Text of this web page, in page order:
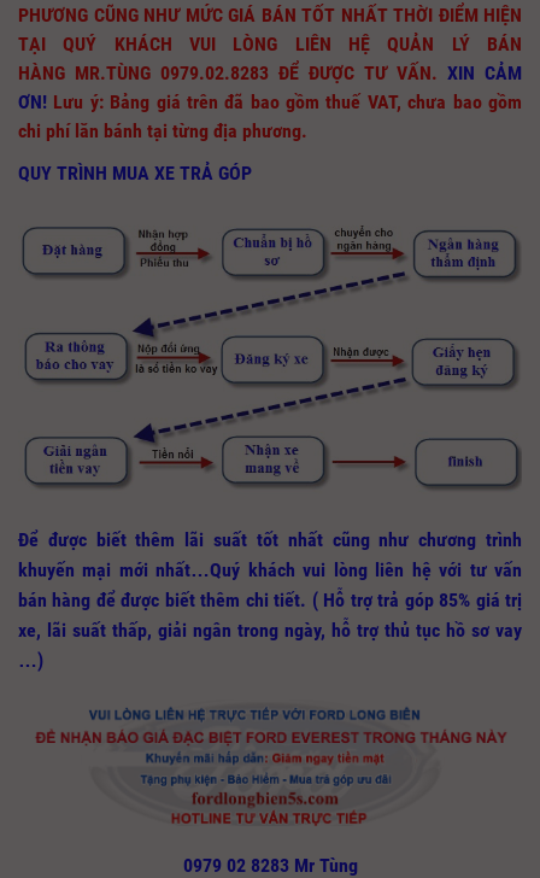
PHƯƠNG CŨNG NHƯ MỨC GIÁ BÁN TỐT NHẤT THỜI ĐIỂM HIỆN
TẠI QUÝ KHÁCH VUI LÒNG LIÊN HỆ QUẢN LÝ BÁN
HÀNG MR.TÙNG 0979.02.8283 ĐỂ ĐƯỢC TƯ VẤN. XIN CẢM
ƠN! Lưu ý:Bảng giá trên đã bao gồm thuế VAT, chưa bao gồm
chi phí lăn bánh tại từng địa phương.
QUY TRÌNH MUA XE TRẢ GÓP
Để được biết thêm lãi suất tốt nhất cũng như chương trình
khuyến mại mới nhất…Quý khách vui lòng liên hệ với tư vấn
bán hàng để được biết thêm chi tiết. ( Hỗ trợ trả góp 85% giá trị
xe, lãi suất thấp, giải ngân trong ngày, hỗ trợ thủ tục hồ sơ vay
…)
0979 02 8283 Mr Tùng